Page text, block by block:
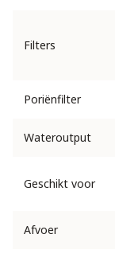
Filters
Poriënfilter
Wateroutput
Geschikt voor
Afvoer